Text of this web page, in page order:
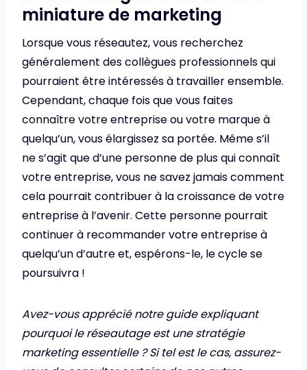
miniature de marketing
Lorsque vous réseautez, vous recherchez
généralement des collègues professionnels qui
pourraient être intéressés à travailler ensemble.
Cependant, chaque fois que vous faites
connaître votre entreprise ou votre marque à
quelqu’un, vous élargissez sa portée. Même s’il
ne s’agit que d’une personne de plus qui connaît
votre entreprise, vous ne savez jamais comment
cela pourrait contribuer à la croissance de votre
entreprise à l’avenir. Cette personne pourrait
continuer à recommander votre entreprise à
quelqu’un d’autre et, espérons-le, le cycle se
poursuivra !
Avez-vous apprécié notre guide expliquant
pourquoi le réseautage est une stratégie
marketing essentielle ? Si tel est le cas, assurez-